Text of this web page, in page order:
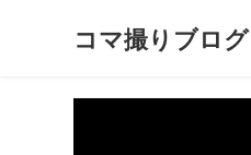
コマ撮りブログ